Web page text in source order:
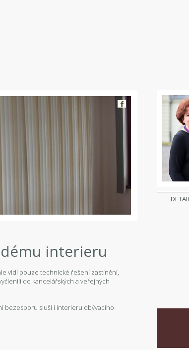
interieru
vidí pouze technické řešení zastínění,
do kancelářských a veřejných
bezesporu sluší i interieru obývacího